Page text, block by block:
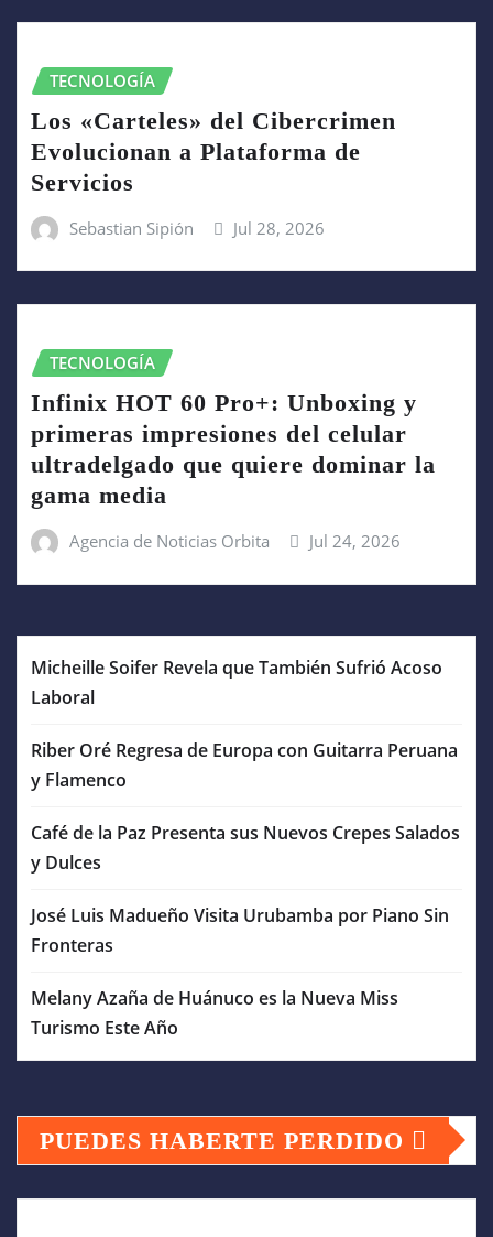
TECNOLOGÍA
Los «Carteles» del Cibercrimen
Evolucionan a Plataforma de
Servicios
Sebastian Sipión Jul 28, 2026
TECNOLOGÍA
Infinix HOT 60 Pro+: Unboxing y
primeras impresiones del celular
ultradelgado que quiere dominar la
gama media
Agencia de Noticias Orbita Jul 24, 2026
Micheille Soifer Revela que También Sufrió Acoso
Laboral
Riber Oré Regresa de Europa con Guitarra Peruana
y Flamenco
Café de la Paz Presenta sus Nuevos Crepes Salados
y Dulces
José Luis Madueño Visita Urubamba por Piano Sin
Fronteras
Melany Azaña de Huánuco es la Nueva Miss
Turismo Este Año
PUEDES HABERTE PERDIDO